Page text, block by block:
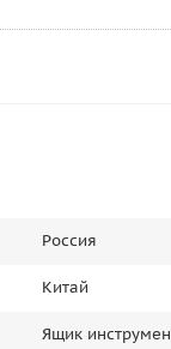
Россия
Китай
Ящик